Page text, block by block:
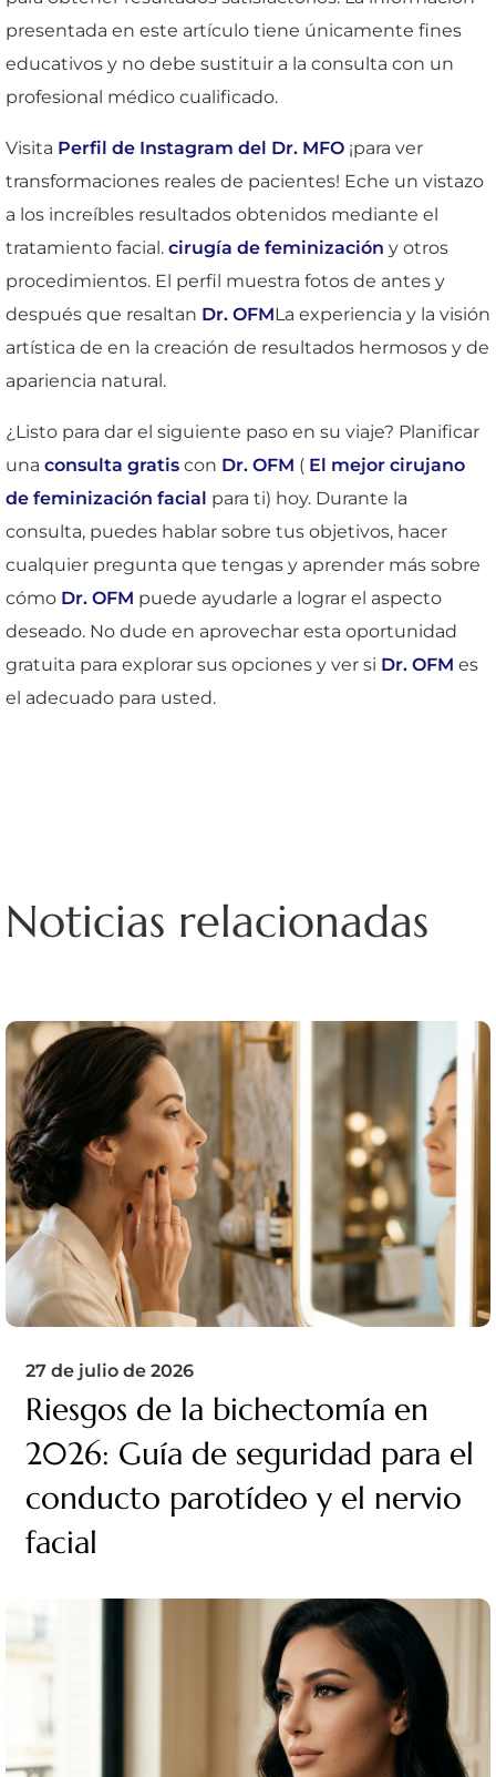
presentada en este artículo tiene únicamente fines
educativos y no debe sustituir a la consulta con un
profesional médico cualificado.
Visita Perfil de Instagram del Dr. MFO ¡para ver
transformaciones reales de pacientes! Eche un vistazo
a los increíbles resultados obtenidos mediante el
tratamiento facial. cirugía de feminización y otros
procedimientos. El perfil muestra fotos de antes y
después que resaltan Dr. OFMLa experiencia y la visión
artística de en la creación de resultados hermosos y de
apariencia natural.
¿Listo para dar el siguiente paso en su viaje? Planificar
una consulta gratis con Dr. OFM ( El mejor cirujano
de feminización facial para ti) hoy. Durante la
consulta, puedes hablar sobre tus objetivos, hacer
cualquier pregunta que tengas y aprender más sobre
cómo Dr. OFM puede ayudarle a lograr el aspecto
deseado. No dude en aprovechar esta oportunidad
gratuita para explorar sus opciones y ver si Dr. OFM es
el adecuado para usted.
Noticias relacionadas
27 de julio de 2026
Riesgos de la bichectomía en
2026: Guía de seguridad para el
conducto parotídeo y el nervio
facial